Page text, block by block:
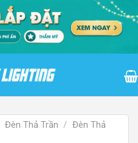
Đèn Thả Trần / Đèn Thả